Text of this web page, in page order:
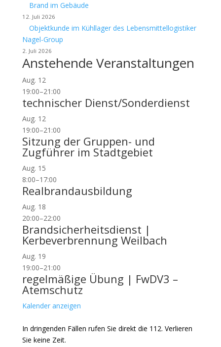
Brand im Gebäude
12. Juli 2026
Objektkunde im Kühllager des Lebensmittellogistiker
Nagel-Group
2. Juli 2026
Anstehende Veranstaltungen
Aug. 12
19:00–21:00
technischer Dienst/Sonderdienst
Aug. 12
19:00–21:00
Sitzung der Gruppen- und
Zugführer im Stadtgebiet
Aug. 15
8:00–17:00
Realbrandausbildung
Aug. 18
20:00–22:00
Brandsicherheitsdienst |
Kerbeverbrennung Weilbach
Aug. 19
19:00–21:00
regelmäßige Übung | FwDV3 –
Atemschutz
Kalender anzeigen
In dringenden Fällen rufen Sie direkt die 112. Verlieren
Sie keine Zeit.